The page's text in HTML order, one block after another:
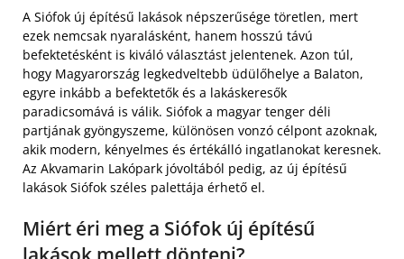
A Siófok új építésű lakások népszerűsége töretlen, mert
ezek nemcsak nyaralásként, hanem hosszú távú
befektetésként is kiváló választást jelentenek. Azon túl,
hogy Magyarország legkedveltebb üdülőhelye a Balaton,
egyre inkább a befektetők és a lakáskeresők
paradicsomává is válik. Siófok a magyar tenger déli
partjának gyöngyszeme, különösen vonzó célpont azoknak,
akik modern, kényelmes és értékálló ingatlanokat keresnek.
Az Akvamarin Lakópark jóvoltából pedig, az új építésű
lakások Siófok széles palettája érhető el.
Miért éri meg a Siófok új építésű